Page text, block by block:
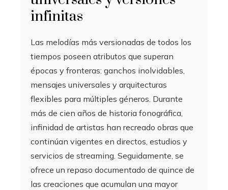
infinitas
Las melodías más versionadas de todos los
tiempos poseen atributos que superan
épocas y fronteras: ganchos inolvidables,
mensajes universales y arquitecturas
flexibles para múltiples géneros. Durante
más de cien años de historia fonográfica,
infinidad de artistas han recreado obras que
continúan vigentes en directos, estudios y
servicios de streaming. Seguidamente, se
ofrece un repaso documentado de quince de
las creaciones que acumulan una mayor